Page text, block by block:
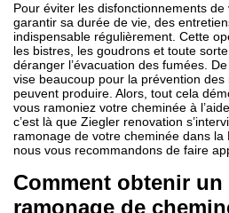
Pour éviter les disfonctionnements
garantir sa durée de vie, des
indispensable régulièrement. Cette
les bistres, les goudrons et toute
déranger l’évacuation des fumées.
vise beaucoup pour la prévention des
peuvent produire. Alors, tout cela
vous ramoniez votre cheminée à
c’est là que Ziegler renovation
ramonage de votre cheminée dans la
nous vous recommandons de faire
Comment obtenir un
ramonage de